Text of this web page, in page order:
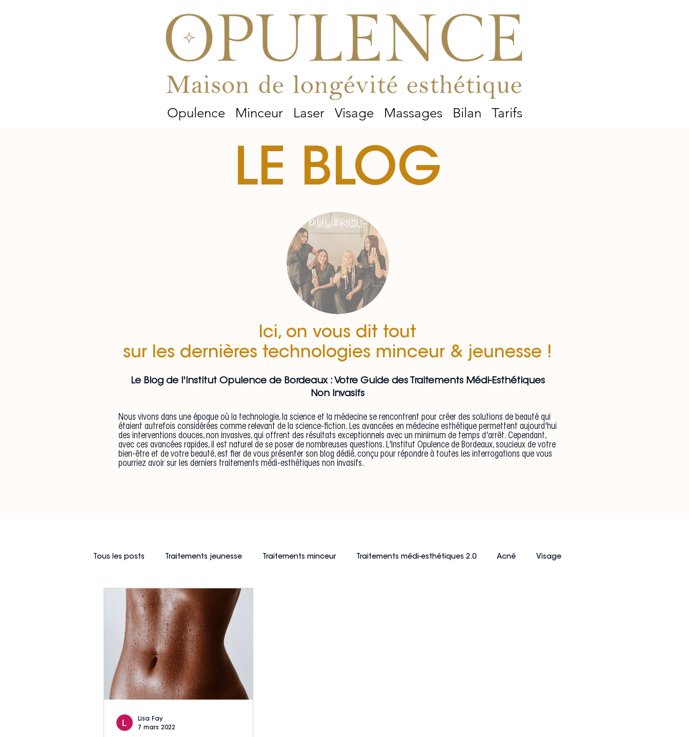
Opulence Minceur Laser Visage Massages Bilan Tarifs
LE BLOG
Ici, on vous dit tout
sur les dernières technologies minceur & jeunesse !
Le Blog de l'Institut Opulence de Bordeaux : Votre Guide des Traitements Médi-Esthétiques
Non Invasifs
Nous vivons dans une époque où la technologie, la science et la médecine se rencontrent pour créer des solutions de beauté qui
étaient autrefois considérées comme relevant de la science-fiction. Les avancées en médecine esthétique permettent aujourd'hui
des interventions douces, non invasives, qui offrent des résultats exceptionnels avec un minimum de temps d'arrêt. Cependant,
avec ces avancées rapides, il est naturel de se poser de nombreuses questions. L'Institut Opulence de Bordeaux, soucieux de votre
bien-être et de votre beauté, est fier de vous présenter son blog dédié, conçu pour répondre à toutes les interrogations que vous
pourriez avoir sur les derniers traitements médi-esthétiques non invasifs.
Tous les posts Traitements jeunesse Traitements minceur Traitements médi-esthétiques 2.0 Acné Visage
Lisa Fay
7 mars 2022